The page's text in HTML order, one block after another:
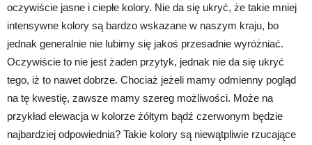
oczywiście jasne i ciepłe kolory. Nie da się ukryć, że takie mniej
intensywne kolory są bardzo wskazane w naszym kraju, bo
jednak generalnie nie lubimy się jakoś przesadnie wyróżniać.
Oczywiście to nie jest żaden przytyk, jednak nie da się ukryć
tego, iż to nawet dobrze. Chociaż jeżeli mamy odmienny pogląd
na tę kwestię, zawsze mamy szereg możliwości. Może na
przykład elewacja w kolorze żółtym bądź czerwonym będzie
najbardziej odpowiednia? Takie kolory są niewątpliwie rzucające